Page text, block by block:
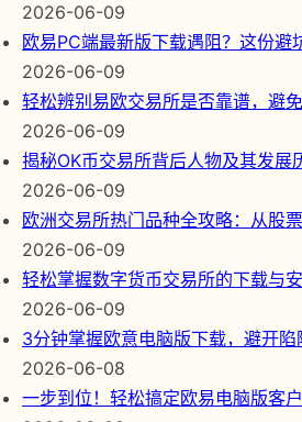
2026-06-09
欧易PC端最新版下载遇阻？这份避
2026-06-09
轻松辨别易欧交易所是否靠谱，避
2026-06-09
揭秘OK币交易所背后人物及其发展
2026-06-09
欧洲交易所热门品种全攻略：从股
2026-06-09
轻松掌握数字货币交易所的下载与
2026-06-09
3分钟掌握欧意电脑版下载，避开陷
2026-06-08
一步到位！轻松搞定欧易电脑版客